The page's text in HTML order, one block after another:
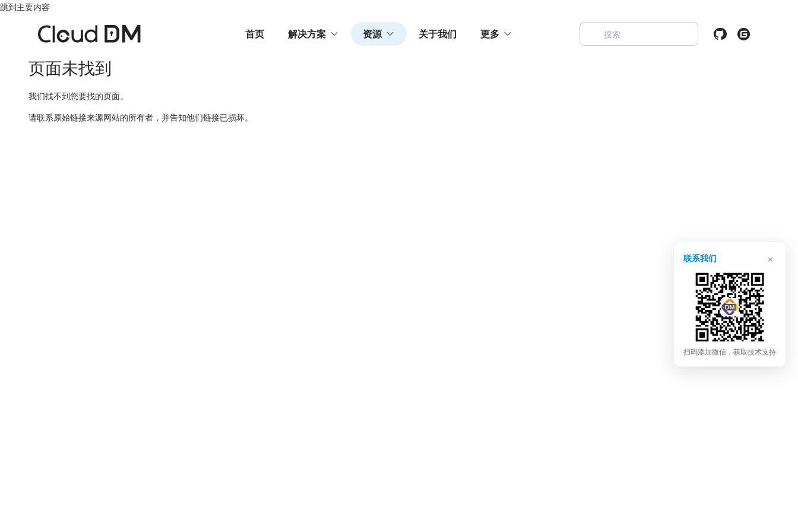
跳到主要内容
首页 解决方案 资源 关于我们 更多
页面未找到
我们找不到您要找的页面。
请联系原始链接来源网站的所有者，并告知他们链接已损坏。
联系我们 ×
扫码添加微信，获取技术支持